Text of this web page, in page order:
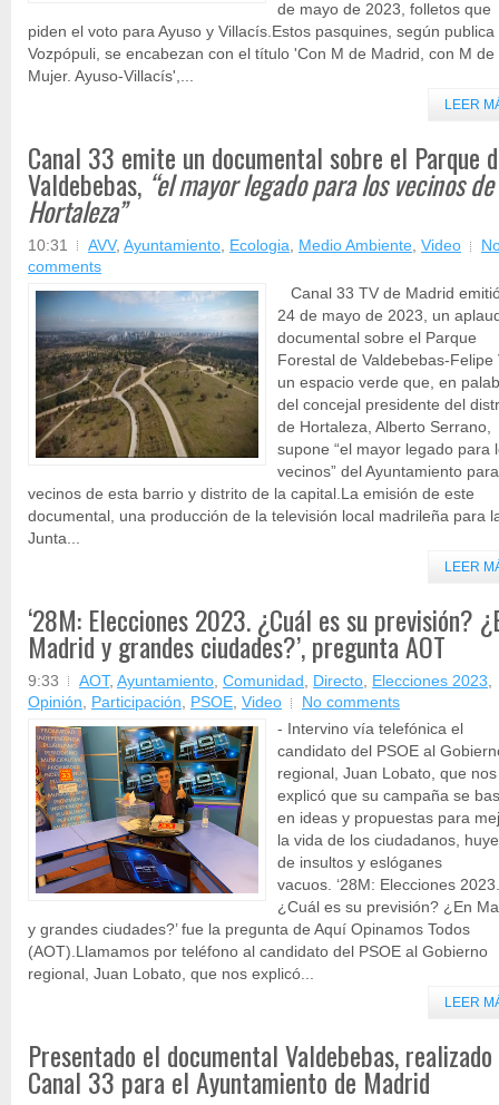
de mayo de 2023, folletos que
piden el voto para Ayuso y Villacís.Estos pasquines, según publica
Vozpópuli, se encabezan con el título 'Con M de Madrid, con M de
Mujer. Ayuso-Villacís',...
LEER
Canal 33 emite un documental sobre el Parque
Valdebebas, “el mayor legado para los vecinos de
Hortaleza”
10:31 AVV, Ayuntamiento, Ecologia, Medio Ambiente, Video
comments
Canal 33 TV de Madrid
24 de mayo de 2023, un
documental sobre el Parque
Forestal de Valdebebas-Felipe
un espacio verde que, en
del concejal presidente del
de Hortaleza, Alberto Serrano,
supone “el mayor legado para
vecinos” del Ayuntamiento
vecinos de esta barrio y distrito de la capital.La emisión de este
documental, una producción de la televisión local madrileña para
Junta...
LEER
‘28M: Elecciones 2023. ¿Cuál es su previsión?
Madrid y grandes ciudades?’, pregunta AOT
9:33 AOT, Ayuntamiento, Comunidad , Directo, Elecciones 2023,
Opinión, Participación, PSOE, Video
No comments
- Intervino vía telefónica el
candidato del PSOE al
regional, Juan Lobato, que nos
explicó que su campaña se
en ideas y propuestas para
la vida de los ciudadanos,
de insultos y eslóganes
vacuos. ‘28M: Elecciones 2023.
¿Cuál es su previsión? ¿En
y grandes ciudades?’ fue la pregunta de Aquí Opinamos Todos
(AOT).Llamamos por teléfono al candidato del PSOE al Gobierno
regional, Juan Lobato, que nos explicó...
LEER
Presentado el documental Valdebebas,
Canal 33 para el Ayuntamiento de Madrid